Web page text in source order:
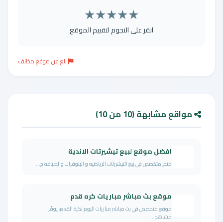
★
★
★
★
★
انقر على النجوم لتقييم الموقع
بلغ عن موقع مخالف
مواقع مشابهة (10 من 10)
افضل موقع لبيع تيشيرتات الاندية
متجر متخصص في بيع التيشيرتات الرياضيه و البلوفرات والطباعه ح...
موقع بث مباشر مباريات كره قدم
موقع متخصص في بث مباشر مباريات اليوم لكرة القدم، يوفّر
مشاهد...